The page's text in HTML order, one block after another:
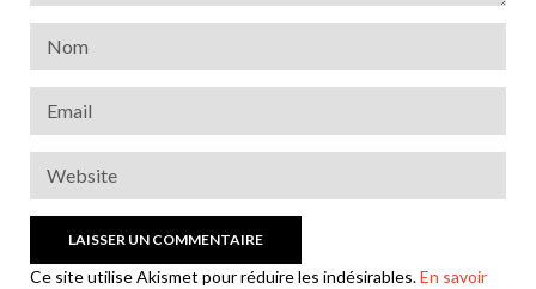
Ce site utilise Akismet pour réduire les indésirables.En savoir